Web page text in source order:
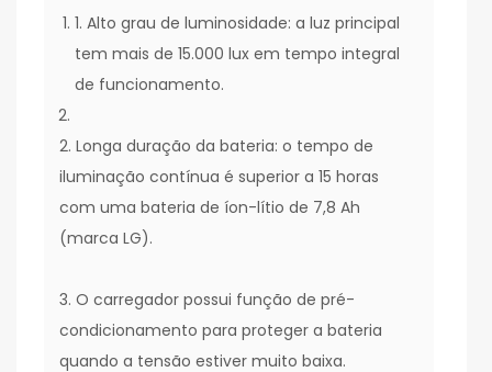
1. Alto grau de luminosidade: a luz principal
tem mais de 15.000 lux em tempo integral
de funcionamento.
2. Longa duração da bateria: o tempo de
iluminação contínua é superior a 15 horas
com uma bateria de íon-lítio de 7,8 Ah
(marca LG).
3. O carregador possui função de pré-
condicionamento para proteger a bateria
quando a tensão estiver muito baixa.